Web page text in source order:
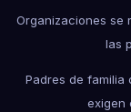
Organizaciones se
las
Padres de familia
exigen